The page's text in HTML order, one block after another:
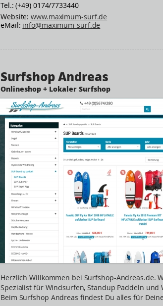
Tel.: (+49) 0174/7733440
Website:www.maximum-surf.de
eMail: info@maximum-surf.de
Surfshop Andreas
Onlineshop + Lokaler Surfshop
Herzlich Willkommen bei Surfshop-Andreas.de.
Spezialist für Windsurfen, Standup Paddeln und
Beim Surfshop Andreas findest Du alles für